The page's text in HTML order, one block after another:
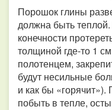
Порошок глины
должна быть
конечности
толщиной где-то 1
полотенцем,
будут несильные
и как бы «горячит»).
побыть в тепле,